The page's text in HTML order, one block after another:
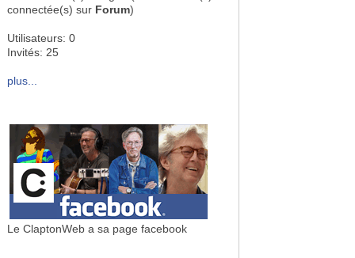
connectée(s) sur Forum)
Utilisateurs: 0
Invités: 25
plus...
Le ClaptonWeb a sa page facebook